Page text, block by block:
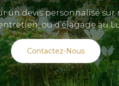
un devis personnalisé sur
ou d’élagage au
Contactez-Nous